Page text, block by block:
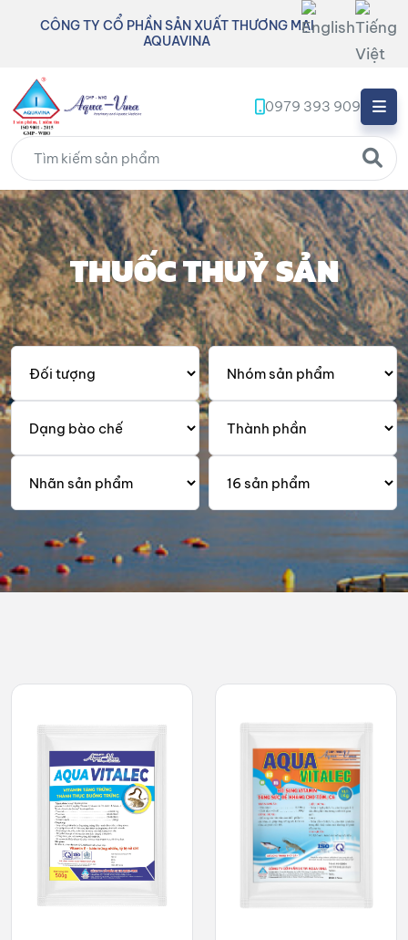
CÔNG TY CỔ PHẦN SẢN XUẤT THƯƠNG MẠI
AQUAVINA
0979 393 909
THUỐC THUỶ SẢN